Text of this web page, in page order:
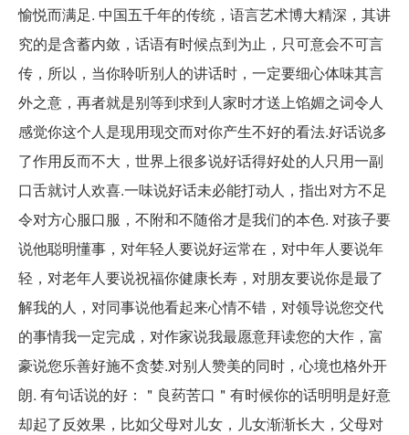
愉悦而满足. 中国五千年的传统，语言艺术博大精深，其讲
究的是含蓄内敛，话语有时候点到为止，只可意会不可言
传，所以，当你聆听别人的讲话时，一定要细心体味其言
外之意，再者就是别等到求到人家时才送上馅媚之词令人
感觉你这个人是现用现交而对你产生不好的看法.好话说多
了作用反而不大，世界上很多说好话得好处的人只用一副
口舌就讨人欢喜.一味说好话未必能打动人，指出对方不足
令对方心服口服，不附和不随俗才是我们的本色. 对孩子要
说他聪明懂事，对年轻人要说好运常在，对中年人要说年
轻，对老年人要说祝福你健康长寿，对朋友要说你是最了
解我的人，对同事说他看起来心情不错，对领导说您交代
的事情我一定完成，对作家说我最愿意拜读您的大作，富
豪说您乐善好施不贪婪.对别人赞美的同时，心境也格外开
朗. 有句话说的好：＂良药苦口＂有时候你的话明明是好意
却起了反效果，比如父母对儿女，儿女渐渐长大，父母对